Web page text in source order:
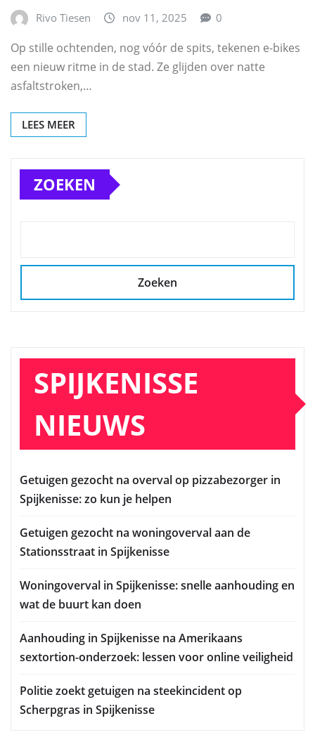
Rivo Tiesen nov 11, 2025 0
Op stille ochtenden, nog vóór de spits, tekenen e-bikes
een nieuw ritme in de stad. Ze glijden over natte
asfaltstroken,…
LEES MEER
ZOEKEN
Zoeken
SPIJKENISSE
NIEUWS
Getuigen gezocht na overval op pizzabezorger in
Spijkenisse: zo kun je helpen
Getuigen gezocht na woningoverval aan de
Stationsstraat in Spijkenisse
Woningoverval in Spijkenisse: snelle aanhouding en
wat de buurt kan doen
Aanhouding in Spijkenisse na Amerikaans
sextortion-onderzoek: lessen voor online veiligheid
Politie zoekt getuigen na steekincident op
Scherpgras in Spijkenisse